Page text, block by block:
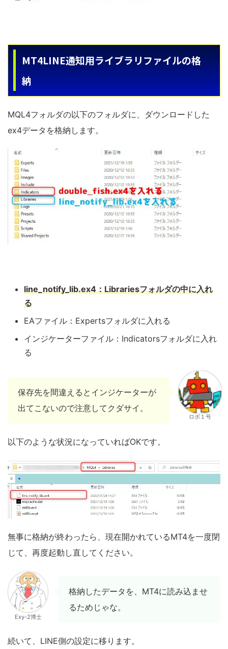
MT4LINE通知用ライブラリファイルの格
納
MQL4フォルダの以下のフォルダに、ダウンロードした
ex4データを格納します。
line_notify_lib.ex4：Librariesフォルダの中に入れ
る
EAファイル：Expertsフォルダに入れる
インジケーターファイル：Indicatorsフォルダに入れ
る
保存先を間違えるとインジケーターが
出てこないので注意してクダサイ。
ロボ１号
以下のような状況になっていればOKです。
無事に格納が終わったら、現在開かれているMT4を一度閉
じて、再度起動し直してください。
Exy-2博士
格納したデータを、MT4に読み込ませ
るためじゃな。
続いて、LINE側の設定に移ります。